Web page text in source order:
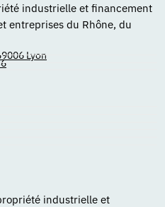
industrielle et financement
entreprises du Rhône, du
Lyon
industrielle et